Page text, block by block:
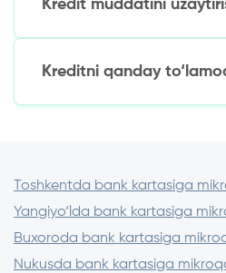
Garov yoki kafil talab
Doimiy mijozlar: 30-100
Kredit muddatini
Ha, lekin muddatni
undiriladi (summaning 10-
muayyan MFOda
Kreditni qanday
MFOning mobil ilovasi
bo‘yicha).
Toshkentda bank kartasiga
Yangiyo‘lda bank kartasiga
Buxoroda bank kartasiga
Nukusda bank kartasiga